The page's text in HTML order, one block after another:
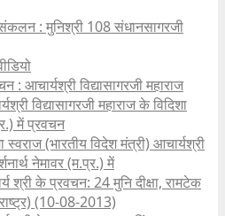
: मुनिश्री 108 संधानसागरजी
: आचार्यश्री ‍विद्यासागरजी महाराज
विद्यासागरजी महाराज के विदिशा
में प्रवचन
स्वराज (भारतीय विदेश मंत्री) आचार्यश्री
नेमावर (म.प्र.) में
श्री के प्रवचन: 24 मुनि दीक्षा, रामटेक
(10-08-2013)